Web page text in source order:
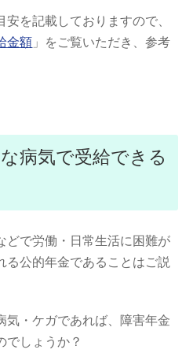
を記載しておりますので、
金額 」をご覧いただき、参考
病気で受給できる
どで労働・日常生活に困難が
る公的年金であることはご説
気・ケガであれば、障害年金
でしょうか？